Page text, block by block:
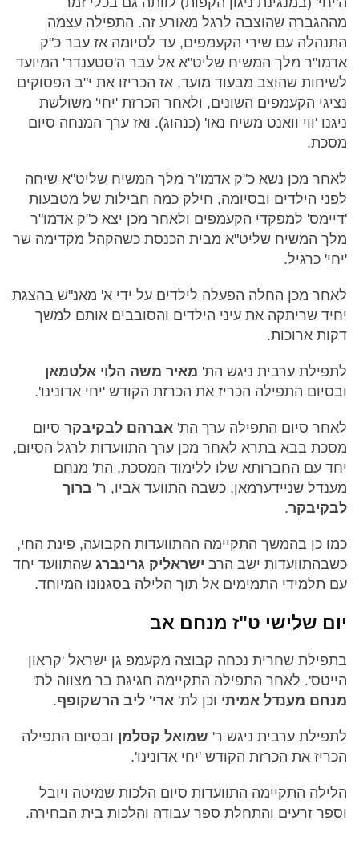
מההגברה שהוצבה לרגל מאורע זה. התפילה עצמה
התנהלה עם שירי הקעמפים, עד לסיומה אז עבר כ"ק
אדמו"ר מלך המשיח שליט"א אל עבר ה'סטענדר' המיועד
לשיחות שהוצב מבעוד מועד, אז הכריזו את י"ב הפסוקים
נציגי הקעמפים השונים, ולאחר הכרזת 'יחי' משולשת
ניגנו 'ווי וואנט משיח נאו' (כנהוג). ואז ערך המנחה סיום
מסכת.
לאחר מכן נשא כ"ק אדמו"ר מלך המשיח שליט"א שיחה
לפני הילדים ובסיומה, חילק כמה חבילות של מטבעות
'דיימס' למפקדי הקעמפים ולאחר מכן יצא כ"ק אדמו"ר
מלך המשיח שליט"א מבית הכנסת כשהקהל מקדימה שר
'יחי' כרגיל.
לאחר מכן החלה הפעלה לילדים על ידי א' מאנ"ש בהצגת
יחיד שריתקה את עיני הילדים והסובבים אותם למשך
דקות ארוכות.
לתפילת ערבית ניגש הת' מאיר משה הלוי אלטמאן
ובסיום התפילה הכריז את הכרזת הקודש 'יחי אדונינו'.
לאחר סיום התפילה ערך הת' אברהם לבקיבקר סיום
מסכת בבא בתרא לאחר מכן ערך התוועדות לרגל הסיום,
יחד עם החברותא שלו ללימוד המסכת, הת' מנחם
מענדל שניידערמאן, כשבה התוועד אביו, ר' ברוך
לבקיבקר.
כמו כן בהמשך התקיימה ההתוועדות הקבועה, פינת החי,
כשבהתוועדות ישב הרב ישראליק גרינברג שהתוועד יחד
עם תלמידי התמימים אל תוך הלילה בסגנונו המיוחד.
יום שלישי ט"ז מנחם אב
בתפילת שחרית נכחה קבוצה מקעמפ גן ישראל 'קראון
הייטס'. לאחר התפילה התקיימה חגיגת בר מצווה לת'
מנחם מענדל אמיתי וכן לת' ארי' ליב הרשקופף.
לתפילת ערבית ניגש ר' שמואל קסלמן ובסיום התפילה
הכריז את הכרזת הקודש 'יחי אדונינו'.
הלילה התקיימה התוועדות סיום הלכות שמיטה ויובל
וספר זרעים והתחלת ספר עבודה והלכות בית הבחירה.